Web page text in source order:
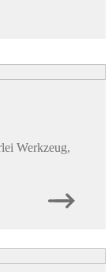
Werkzeug,